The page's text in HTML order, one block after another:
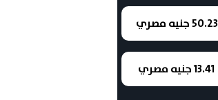
50.23 جنيه مصري
13.41 جنيه مصري